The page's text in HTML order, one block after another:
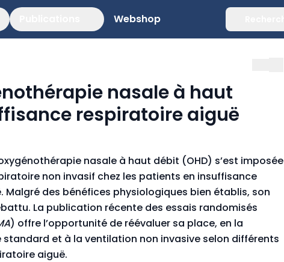
Webshop
nasale à haut
respiratoire aiguë
nasale à haut débit (OHD) s’est imposée
non invasif chez les patients en insuffisance
des bénéfices physiologiques bien établis, son
La publication récente des essais randomisés
) offre l’opportunité de réévaluer sa place, en la
et à la ventilation non invasive selon différents
aiguë.